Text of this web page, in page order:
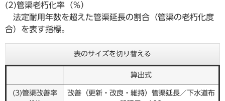
(2)管渠老朽化率（％）
法定耐用年数を超えた管渠延長の割合（管渠の老朽化度
合）を表す指標。
表のサイズを切り替える
算出式
(3)管渠改善率
改善（更新・改良・維持）管渠延長／下水道布